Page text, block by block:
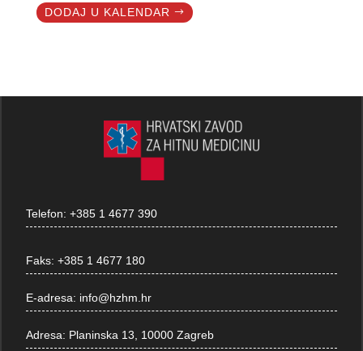
DODAJ U KALENDAR
Telefon:+385 1 4677 390
Faks:+385 1 4677 180
E-adresa: info@hzhm.hr
Adresa: Planinska 13, 10000 Zagreb